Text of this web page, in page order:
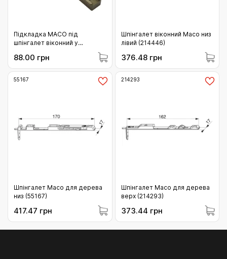
Підкладка МАСО під
шпінгалет віконний у
88.00 грн
Шпінгалет віконний Maco низ
лівий (214446)
376.48 грн
55167
Шпінгалет Maco для дерева
низ (55167)
417.47 грн
214293
Шпінгалет Maco для дерева
верх (214293)
373.44 грн